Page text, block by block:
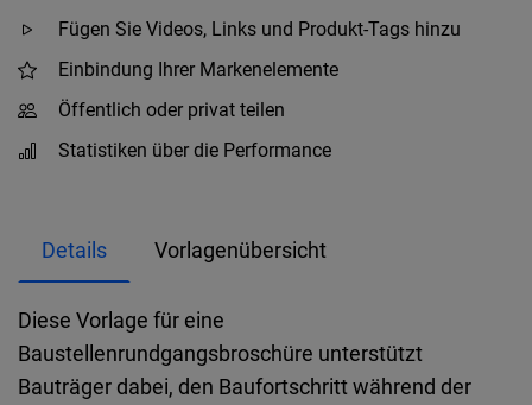
Fügen Sie Videos, Links und Produkt-Tags hinzu
Einbindung Ihrer Markenelemente
Öffentlich oder privat teilen
Statistiken über die Performance
Details Vorlagenübersicht
Diese Vorlage für eine
Baustellenrundgangsbroschüre unterstützt
Bauträger dabei, den Baufortschritt während der